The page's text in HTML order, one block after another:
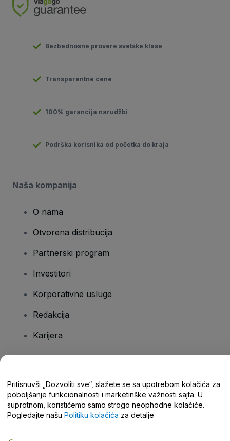
Bezbednosne provere svetske klase
Transparentne cene
100% garancija narudžbi
Podrška korisnika od početka do kraja
Naša kompanija
O nama
Otvorena distribucija
Partnerski program
Investitori
Korporativne usluge
Redakcija
Karijera
Centar za pomoć / Kontaktirajte nas
Pritisnuvši „Dozvoliti sve“, slažete se sa upotrebom kolačića za
poboljšanje funkcionalnosti i marketinške važnosti sajta. U
suprotnom, koristićemo samo strogo neophodne kolačiće.
Pogledajte našu Politiku kolačića za detalje.